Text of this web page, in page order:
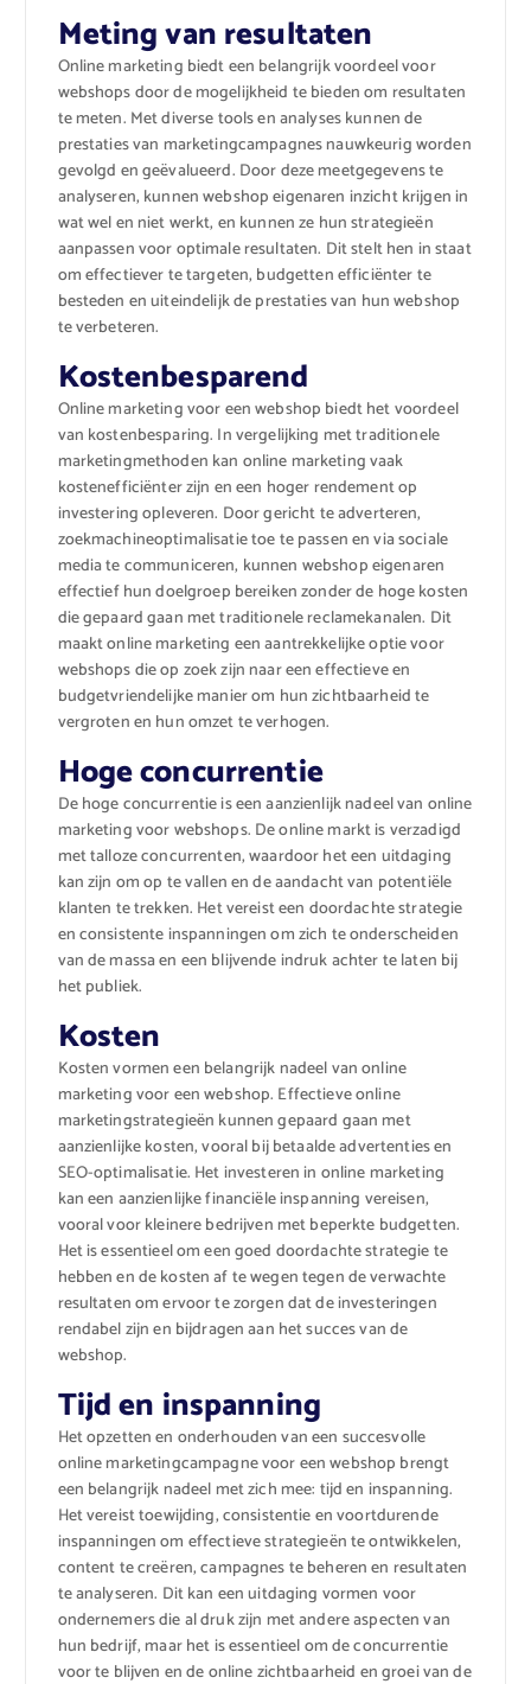
Meting van resultaten
Online marketing biedt een belangrijk voordeel voor
webshops door de mogelijkheid te bieden om resultaten
te meten. Met diverse tools en analyses kunnen de
prestaties van marketingcampagnes nauwkeurig worden
gevolgd en geëvalueerd. Door deze meetgegevens te
analyseren, kunnen webshop eigenaren inzicht krijgen in
wat wel en niet werkt, en kunnen ze hun strategieën
aanpassen voor optimale resultaten. Dit stelt hen in staat
om effectiever te targeten, budgetten efficiënter te
besteden en uiteindelijk de prestaties van hun webshop
te verbeteren.
Kostenbesparend
Online marketing voor een webshop biedt het voordeel
van kostenbesparing. In vergelijking met traditionele
marketingmethoden kan online marketing vaak
kostenefficiënter zijn en een hoger rendement op
investering opleveren. Door gericht te adverteren,
zoekmachineoptimalisatie toe te passen en via sociale
media te communiceren, kunnen webshop eigenaren
effectief hun doelgroep bereiken zonder de hoge kosten
die gepaard gaan met traditionele reclamekanalen. Dit
maakt online marketing een aantrekkelijke optie voor
webshops die op zoek zijn naar een effectieve en
budgetvriendelijke manier om hun zichtbaarheid te
vergroten en hun omzet te verhogen.
Hoge concurrentie
De hoge concurrentie is een aanzienlijk nadeel van online
marketing voor webshops. De online markt is verzadigd
met talloze concurrenten, waardoor het een uitdaging
kan zijn om op te vallen en de aandacht van potentiële
klanten te trekken. Het vereist een doordachte strategie
en consistente inspanningen om zich te onderscheiden
van de massa en een blijvende indruk achter te laten bij
het publiek.
Kosten
Kosten vormen een belangrijk nadeel van online
marketing voor een webshop. Effectieve online
marketingstrategieën kunnen gepaard gaan met
aanzienlijke kosten, vooral bij betaalde advertenties en
SEO-optimalisatie. Het investeren in online marketing
kan een aanzienlijke financiële inspanning vereisen,
vooral voor kleinere bedrijven met beperkte budgetten.
Het is essentieel om een goed doordachte strategie te
hebben en de kosten af te wegen tegen de verwachte
resultaten om ervoor te zorgen dat de investeringen
rendabel zijn en bijdragen aan het succes van de
webshop.
Tijd en inspanning
Het opzetten en onderhouden van een succesvolle
online marketingcampagne voor een webshop brengt
een belangrijk nadeel met zich mee: tijd en inspanning.
Het vereist toewijding, consistentie en voortdurende
inspanningen om effectieve strategieën te ontwikkelen,
content te creëren, campagnes te beheren en resultaten
te analyseren. Dit kan een uitdaging vormen voor
ondernemers die al druk zijn met andere aspecten van
hun bedrijf, maar het is essentieel om de concurrentie
voor te blijven en de online zichtbaarheid en groei van de